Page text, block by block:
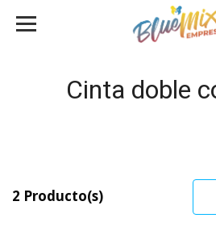
Cinta doble
2 Producto(s)